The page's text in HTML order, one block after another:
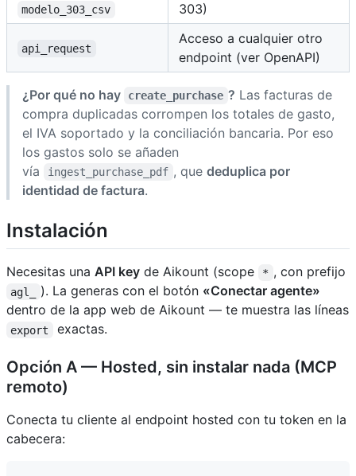
modelo_303_csv
303)
api_request
Acceso a cualquier otro
endpoint (ver OpenAPI)
¿Por qué no hay create_purchase ? Las facturas de
compra duplicadas corrompen los totales de gasto,
el IVA soportado y la conciliación bancaria. Por eso
los gastos solo se añaden
vía
ingest_purchase_pdf , que deduplica por
identidad de factura.
Instalación
Necesitas una API key de Aikount (scope * , con prefijo
agl_ ). La generas con el botón «Conectar agente»
dentro de la app web de Aikount — te muestra las líneas
export exactas.
Opción A — Hosted, sin instalar nada (MCP
remoto)
Conecta tu cliente al endpoint hosted con tu token en la
cabecera: